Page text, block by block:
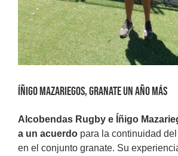
Íñigo Mazariegos, granate un año más
Alcobendas Rugby e Íñigo
a un acuerdo para la continuidad
en el conjunto granate. Su